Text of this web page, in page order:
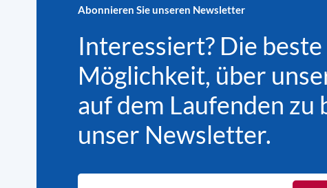
Abonnieren Sie unseren Newsletter
Interessiert? Die beste
Möglichkeit, über
auf dem Laufenden zu
unser Newsletter.